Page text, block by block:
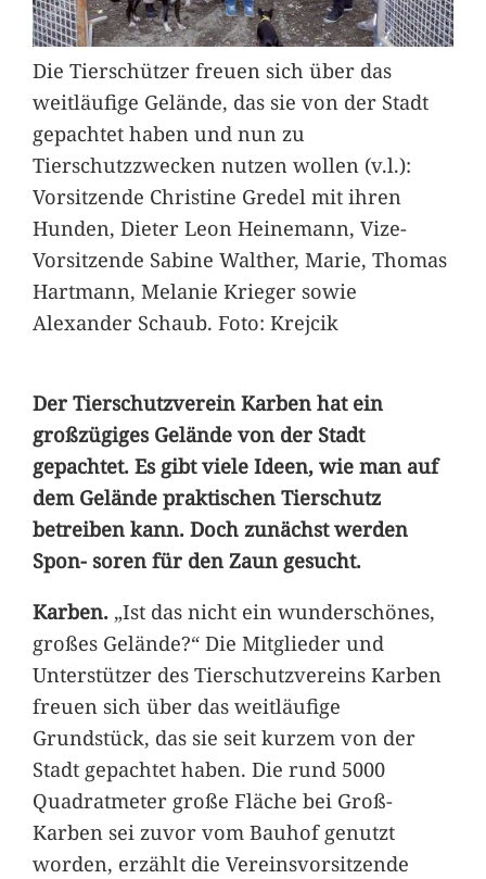
Die Tierschützer freuen sich über das
weitläufige Gelände, das sie von der Stadt
gepachtet haben und nun zu
Tierschutzzwecken nutzen wollen (v.l.):
Vorsitzende Christine Gredel mit ihren
Hunden, Dieter Leon Heinemann, Vize-
Vorsitzende Sabine Walther, Marie, Thomas
Hartmann, Melanie Krieger sowie
Alexander Schaub. Foto: Krejcik
Der Tierschutzverein Karben hat ein
großzügiges Gelände von der Stadt
gepachtet. Es gibt viele Ideen, wie man auf
dem Gelände praktischen Tierschutz
betreiben kann. Doch zunächst werden
Spon- soren für den Zaun gesucht.
Karben.„Ist das nicht ein wunderschönes,
großes Gelände?“ Die Mitglieder und
Unterstützer des Tierschutzvereins Karben
freuen sich über das weitläufige
Grundstück, das sie seit kurzem von der
Stadt gepachtet haben. Die rund 5000
Quadratmeter große Fläche bei Groß-
Karben sei zuvor vom Bauhof genutzt
worden, erzählt die Vereinsvorsitzende